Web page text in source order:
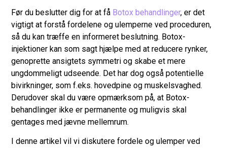
Før du beslutter dig for at få Botox behandlinger, er det
vigtigt at forstå fordelene og ulemperne ved proceduren,
så du kan træffe en informeret beslutning. Botox-
injektioner kan som sagt hjælpe med at reducere rynker,
genoprette ansigtets symmetri og skabe et mere
ungdommeligt udseende. Det har dog også potentielle
bivirkninger, som f.eks. hovedpine og muskelsvaghed.
Derudover skal du være opmærksom på, at Botox-
behandlinger ikke er permanente og muligvis skal
gentages med jævne mellemrum.
I denne artikel vil vi diskutere fordele og ulemper ved